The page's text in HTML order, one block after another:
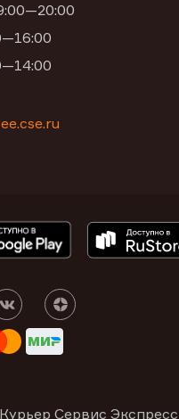
Сервис